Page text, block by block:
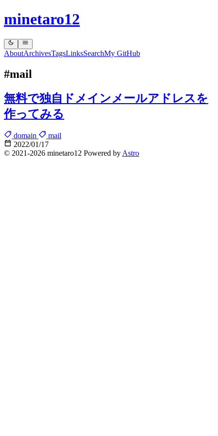
minetaro12
AboutArchivesTagsLinksSearchMy GitHub
#mail
無料で独自ドメインメールアドレスを
作ってみる
domain
mail
2022/01/17
© 2021-2026 minetaro12 Powered by Astro